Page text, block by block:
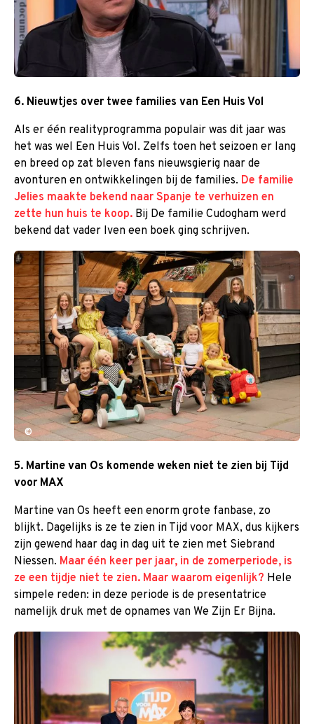
6. Nieuwtjes over twee families van Een Huis Vol
Als er één realityprogramma populair was dit jaar was
het was wel Een Huis Vol. Zelfs toen het seizoen er lang
en breed op zat bleven fans nieuwsgierig naar de
avonturen en ontwikkelingen bij de families. De familie
Jelies maakte bekend naar Spanje te verhuizen en
zette hun huis te koop. Bij De familie Cudogham werd
bekend dat vader Iven een boek ging schrijven.
©
5. Martine van Os komende weken niet te zien bij Tijd
voor MAX
Martine van Os heeft een enorm grote fanbase, zo
blijkt. Dagelijks is ze te zien in Tijd voor MAX, dus kijkers
zijn gewend haar dag in dag uit te zien met Siebrand
Niessen. Maar één keer per jaar, in de zomerperiode, is
ze een tijdje niet te zien. Maar waarom eigenlijk? Hele
simpele reden: in deze periode is de presentatrice
namelijk druk met de opnames van We Zijn Er Bijna.